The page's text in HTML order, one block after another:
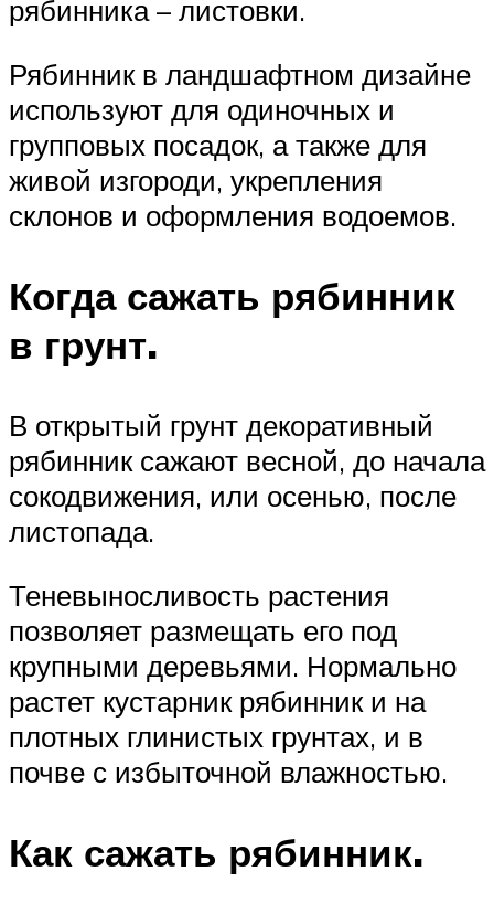
рябинника – листовки.
Рябинник в ландшафтном дизайне
используют для одиночных и
групповых посадок, а также для
живой изгороди, укрепления
склонов и оформления водоемов.
Когда сажать рябинник
в грунт.
В открытый грунт декоративный
рябинник сажают весной, до начала
сокодвижения, или осенью, после
листопада.
Теневыносливость растения
позволяет размещать его под
крупными деревьями. Нормально
растет кустарник рябинник и на
плотных глинистых грунтах, и в
почве с избыточной влажностью.
Как сажать рябинник.